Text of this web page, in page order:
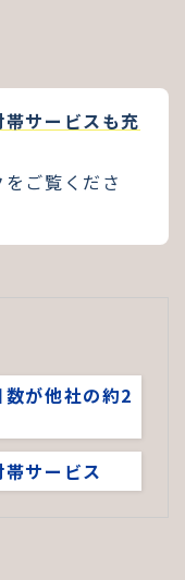
サービスも充
ご覧くださ
が他社の約2
サービス